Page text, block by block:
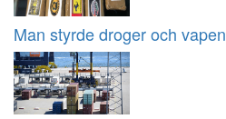
Man styrde droger och vapen